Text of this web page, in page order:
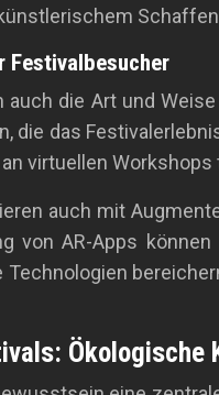
auch die Art und
die das
virtuellen
auch mit
von AR-Apps
Technologien
Ökologische